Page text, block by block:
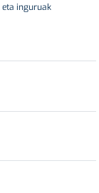
eta inguruak